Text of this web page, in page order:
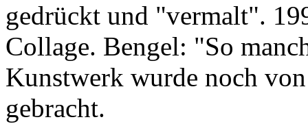
gedrückt und "vermalt".
Collage. Bengel: "So
Kunstwerk wurde noch
gebracht.